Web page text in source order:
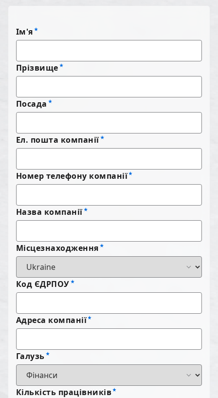
Ім'я
Прізвище
Посада
Ел. пошта компанії
Номер телефону компанії
Назва компанії
Місцезнаходження
Код ЄДРПОУ
Адреса компанії
Галузь
Кількість працівників